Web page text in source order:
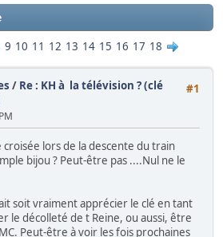
9 10 11 12 13 14 15 16 17 18
#1
/ Re : KH à la télévision ? (clé
lors de la descente du train
bijou ? Peut-être pas ....Nul ne le
soit vraiment apprécier le clé en tant
le décolleté de t Reine, ou aussi, être
Peut-être à voir les fois prochaines